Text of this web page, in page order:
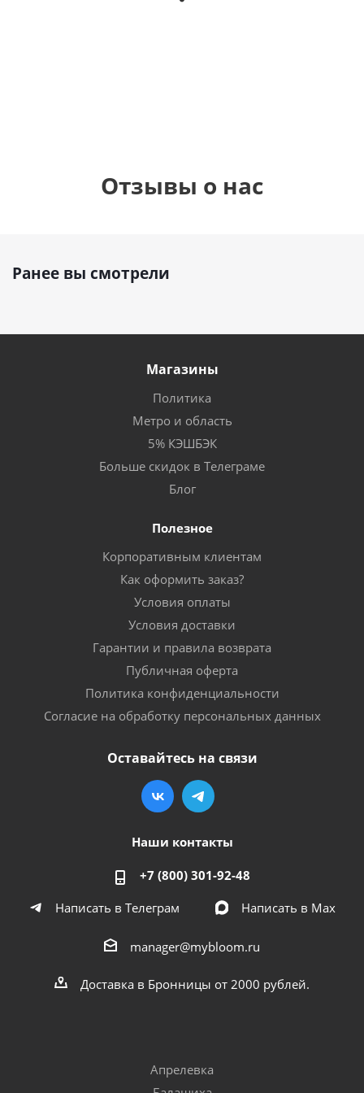
Отзывы о нас
Ранее вы смотрели
Магазины
Политика
Метро и область
5% КЭШБЭК
Больше скидок в Телеграме
Блог
Полезное
Корпоративным клиентам
Как оформить заказ?
Условия оплаты
Условия доставки
Гарантии и правила возврата
Публичная оферта
Политика конфиденциальности
Согласие на обработку персональных данных
Оставайтесь на связи
Наши контакты
+7 (800) 301-92-48
Написать в Телеграм
Написать в Мах
manager@mybloom.ru
Доставка в Бронницы от 2000 рублей.
Апрелевка